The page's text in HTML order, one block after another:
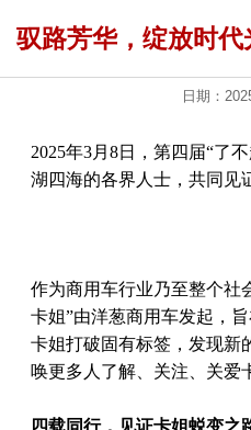
驭路芳华，绽放时
日期：
2025年3月8日，第四届“了
湖四海的各界人士，共同见
作为商用车行业乃至整个社
卡姐”由洋葱商用车发起，
卡姐打破固有标签，发现新
唤更多人了解、关注、关爱
四载同行，见证卡姐蜕变之